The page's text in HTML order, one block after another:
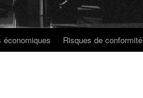
économiques Risques de conformité